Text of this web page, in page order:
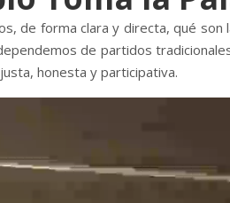
de forma clara y directa, qué
de partidos
honesta y participativa.